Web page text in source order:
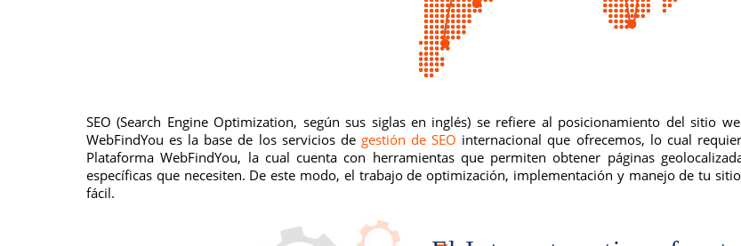
SEO (Search Engine Optimization, según sus siglas en inglés) se refiere al posicionamiento del sitio
WebFindYou es la base de los servicios de gestión de SEO internacional que ofrecemos, lo cual
Plataforma WebFindYou, la cual cuenta con herramientas que permiten obtener páginas
específicas que necesiten. De este modo, el trabajo de optimización, implementación y manejo de tu
fácil.